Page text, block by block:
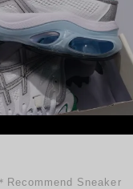
＊Recommend Sneaker